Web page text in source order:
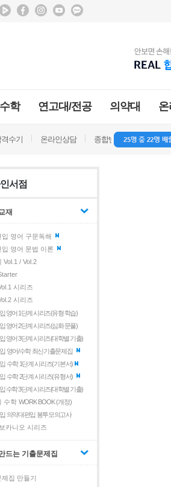
학 연고대/전공 의약대
격수기 온라인상담 종합반 방문상담
서점
재
입 영어 구문독해
입 영어 문법 이론
Vol.1 / Vol.2
시리즈
시리즈
영어 1단계 시리즈(유형 학습)
영어 2단계 시리즈(심화 문풀)
영어 3단계 시리즈(대학별 기출)
영어/수학 최신기출문제집
수학 1단계 시리즈(기본서)
수학 2단계 시리즈(유형서)
수학 3단계 시리즈(대학별 기출)
수학 WORK BOOK (개정)
의약대편입 봉투모의고사
카니오 시리즈
드는 기출문제집
제집 만들기